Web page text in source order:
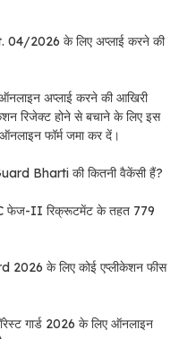
2026 के लिए अप्लाई करने की
ऑनलाइन अप्लाई करने की आखिरी
रिजेक्ट होने से बचाने के लिए इस
फॉर्म जमा कर दें।
Bharti की कितनी वैकेंसी हैं?
C फेज-II रिक्रूटमेंट के तहत 779
2026 के लिए कोई एप्लीकेशन फीस
गार्ड 2026 के लिए ऑनलाइन